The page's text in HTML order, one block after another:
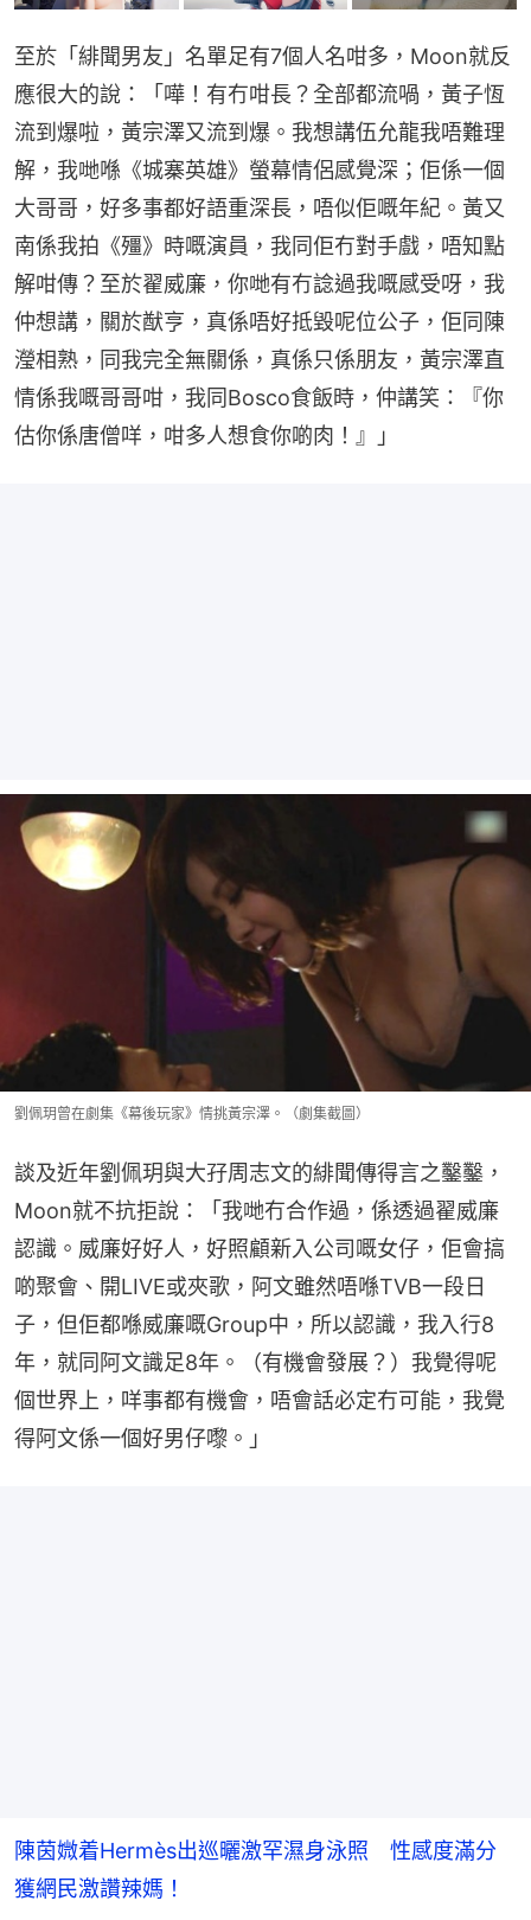
至於「緋聞男友」名單足有7個人名咁多，Moon就反
應很大的說：「嘩！有冇咁長？全部都流喎，黃子恆
流到爆啦，黃宗澤又流到爆。我想講伍允龍我唔難理
解，我哋喺《城寨英雄》螢幕情侶感覺深；佢係一個
大哥哥，好多事都好語重深長，唔似佢嘅年紀。黃又
南係我拍《殭》時嘅演員，我同佢冇對手戲，唔知點
解咁傳？至於翟威廉，你哋有冇諗過我嘅感受呀，我
仲想講，關於猷亨，真係唔好抵毀呢位公子，佢同陳
瀅相熟，同我完全無關係，真係只係朋友，黃宗澤直
情係我嘅哥哥咁，我同Bosco食飯時，仲講笑：『你
估你係唐僧咩，咁多人想食你啲肉！』」
劉佩玥曾在劇集《幕後玩家》情挑黃宗澤。（劇集截圖）
談及近年劉佩玥與大孖周志文的緋聞傳得言之鑿鑿，
Moon就不抗拒說：「我哋冇合作過，係透過翟威廉
認識。威廉好好人，好照顧新入公司嘅女仔，佢會搞
啲聚會、開LIVE或夾歌，阿文雖然唔喺TVB一段日
子，但佢都喺威廉嘅Group中，所以認識，我入行8
年，就同阿文識足8年。（有機會發展？）我覺得呢
個世界上，咩事都有機會，唔會話必定冇可能，我覺
得阿文係一個好男仔嚟。」
陳茵媺着Hermès出巡曬激罕濕身泳照 性感度滿分
獲網民激讚辣媽！